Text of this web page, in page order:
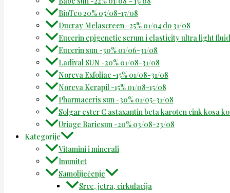
BioTeo 20% 05/08-17/08
Ducray Melascreen -25% 01/04 do 31/08
Eucerin epigenetic serum i elasticity ultra light
Eucerin sun -30% 01/06-31/08
Ladival SUN -20% 01/08-31/08
Noreva Exfoliac -15% 01/08-31/08
Noreva Kerapil -15% 01/08-15/08
Pharmaceris sun -30% 01/05-31/08
Solgar ester C astaxantin beta karoten cink kosa
Uriage Bariesun -20% 03/08-23/08
Kategorije
Vitamini i minerali
Imunitet
Samoliječenje
Srce, jetra, cirkulacija